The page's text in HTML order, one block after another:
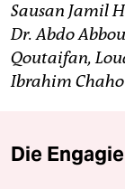
Sausan Jamil
Dr. Abdo
Qoutaifan,
Ibrahim
Die